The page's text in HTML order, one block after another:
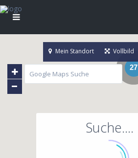
27
Suche....
Mein Standort Vollbild